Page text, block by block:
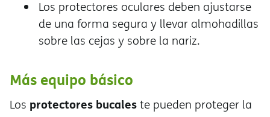
Los protectores oculares deben ajustarse
de una forma segura y llevar almohadillas
sobre las cejas y sobre la nariz.
Más equipo básico
Los protectores bucaleste pueden proteger la